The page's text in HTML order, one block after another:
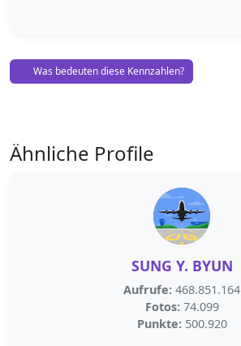
Was bedeuten diese Kennzahlen?
Ähnliche Profile
SUNG Y. BYUN
Aufrufe: 468.851.164
Fotos: 74.099
Punkte: 500.920